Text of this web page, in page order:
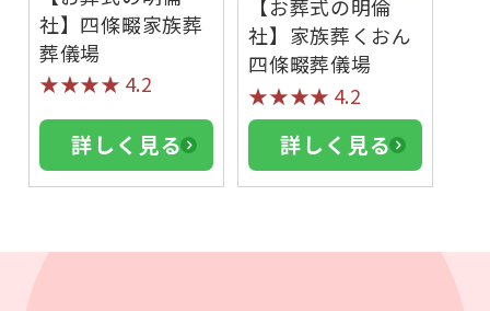
社】四條畷家族葬
葬儀場
★★★★ 4.2
詳しく見る
【お葬式の明倫
社】家族葬くおん
四條畷葬儀場
★★★★ 4.2
詳しく見る